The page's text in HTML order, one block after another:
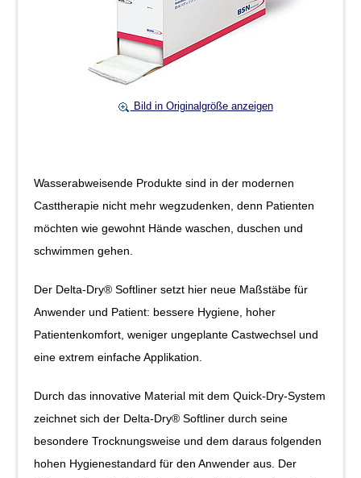
Bild in Originalgröße anzeigen
Wasserabweisende Produkte sind in der modernen
Casttherapie nicht mehr wegzudenken, denn Patienten
möchten wie gewohnt Hände waschen, duschen und
schwimmen gehen.
Der Delta-Dry® Softliner setzt hier neue Maßstäbe für
Anwender und Patient: bessere Hygiene, hoher
Patientenkomfort, weniger ungeplante Castwechsel und
eine extrem einfache Applikation.
Durch das innovative Material mit dem Quick-Dry-System
zeichnet sich der Delta-Dry® Softliner durch seine
besondere Trocknungsweise und dem daraus folgenden
hohen Hygienestandard für den Anwender aus. Der